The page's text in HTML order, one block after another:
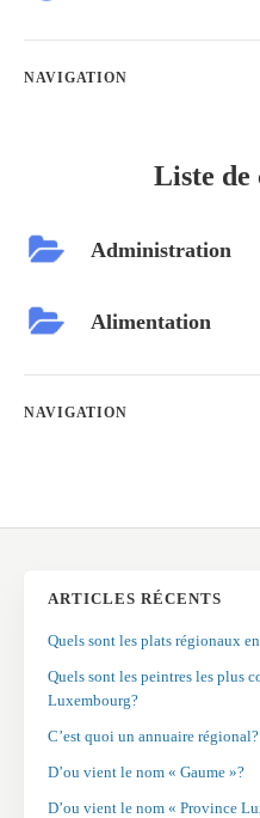
NAVIGATION
Liste de
Administration
Alimentation
NAVIGATION
ARTICLES RÉCENTS
Quels sont les plats régionaux
Quels sont les peintres les plus
Luxembourg?
C’est quoi un annuaire régional?
D’ou vient le nom « Gaume »?
D’ou vient le nom « Province